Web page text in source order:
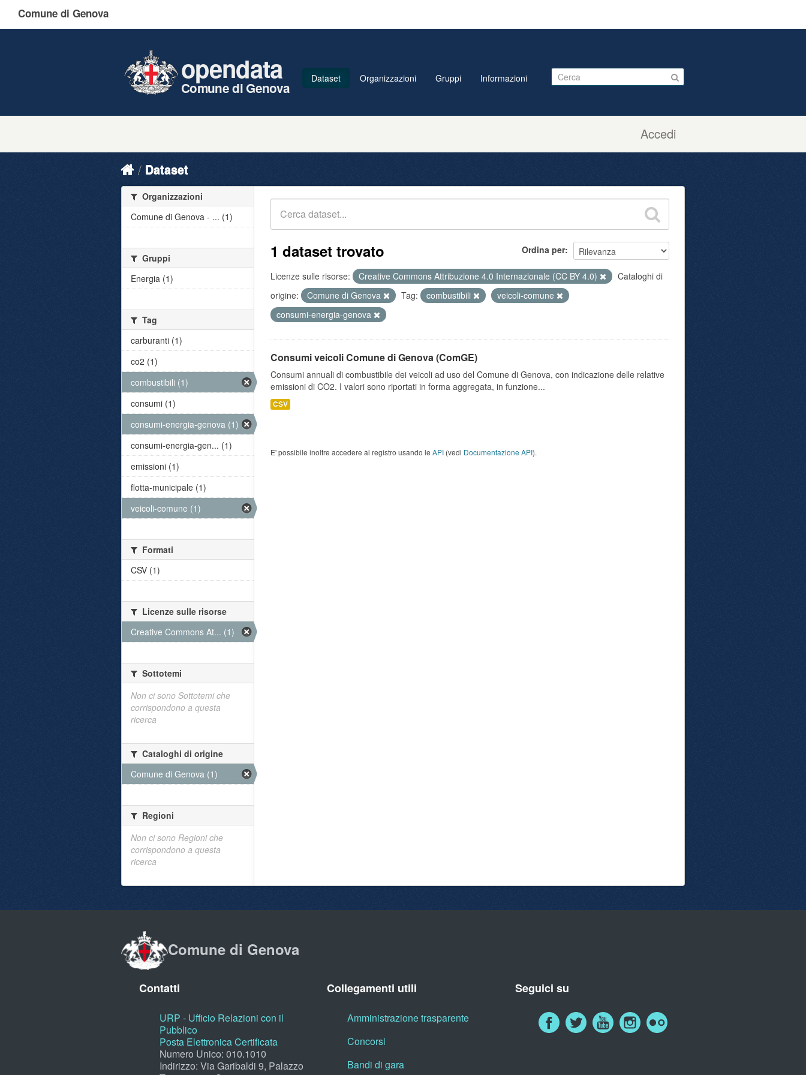
Comune di Genova
Accedi
opendata
Comune di Genova
Dataset Organizzazioni Gruppi Informazioni
Dataset
Ordina per
1 dataset trovato
Licenze sulle risorse: Creative Commons Attribuzione 4.0 Internazionale (CC BY 4.0)
Cataloghi di
origine:
Comune di Genova Tag: combustibili
veicoli-comune
consumi-energia-genova
Consumi veicoli Comune di Genova (ComGE)
Consumi annuali di combustibile dei veicoli ad uso del Comune di Genova, con indicazione delle relative
emissioni di CO2. I valori sono riportati in forma aggregata, in funzione...
CSV
E' possibile inoltre accedere al registro usando le API (vedi Documentazione API).
Organizzazioni
Comune di Genova - ... (1)
Gruppi
Energia (1)
Tag
carburanti (1)
co2 (1)
combustibili (1)
consumi (1)
consumi-energia-genova (1)
consumi-energia-gen... (1)
emissioni (1)
flotta-municipale (1)
veicoli-comune (1)
Formati
CSV (1)
Licenze sulle risorse
Creative Commons At... (1)
Sottotemi
Non ci sono Sottotemi che
corrispondono a questa
ricerca
Cataloghi di origine
Comune di Genova (1)
Regioni
Non ci sono Regioni che
corrispondono a questa
ricerca
Comune di Genova
Contatti
URP - Ufficio Relazioni con il
Pubblico
Posta Elettronica Certificata
Numero Unico: 010.1010
Indirizzo: Via Garibaldi 9, Palazzo
Collegamenti utili
Amministrazione trasparente
Concorsi
Bandi di gara
Seguici su